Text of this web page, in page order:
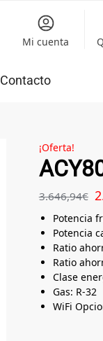
Mi cuenta
Contacto
¡Oferta!
3.646,94€
Potencia
Potencia
Ratio
Ratio
Clase
Gas: R-32
WiFi